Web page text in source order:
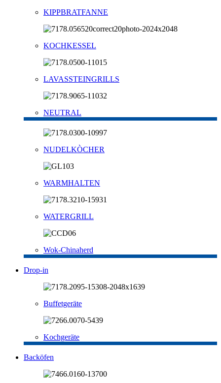
KIPPBRATFANNE
KOCHKESSEL
LAVASSTEINGRILLS
NEUTRAL
NUDELKÒCHER
WARMHALTEN
WATERGRILL
Wok-Chinaherd
Drop-in
Buffetgeräte
Kochgeräte
Backöfen